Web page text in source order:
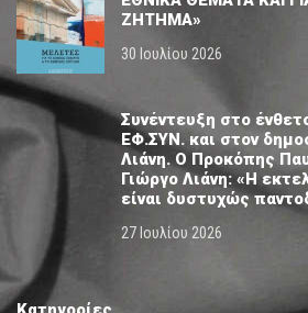
ΖΗΤΗΜΑ»
30 Ιουλίου 2026
Συνέντευξη στο
ΕΦ.ΣΥΝ. και στον
Λιάνη. Ο Προκόπης
Γιώργο Λιάνη: «Η
είναι δυστυχώς
27 Ιουλίου 2026